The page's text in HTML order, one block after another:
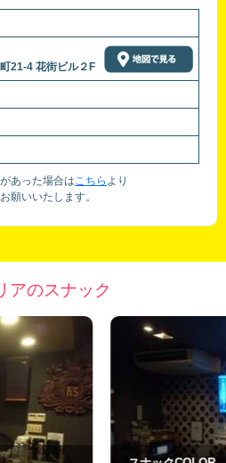
21-4 花街ビル２F
あった場合はこちら より
願いいたします。
アのスナック